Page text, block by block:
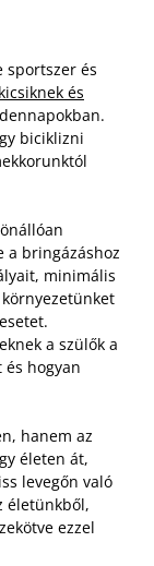
sportszer és
és
biciklizni
a bringázáshoz
minimális
a szülők a
hogyan
hanem az
életen át,
levegőn való
életünkből,
ezzel